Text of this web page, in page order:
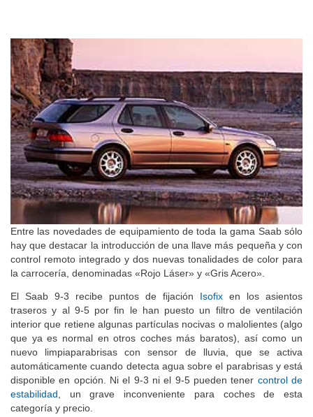
Entre las novedades de equipamiento de toda la gama Saab sólo
hay que destacar la introducción de una llave más pequeña y con
control remoto integrado y dos nuevas tonalidades de color para
la carrocería, denominadas «Rojo Láser» y «Gris Acero».
El Saab 9-3 recibe puntos de fijación Isofix en los asientos
traseros y al 9-5 por fin le han puesto un filtro de ventilación
interior que retiene algunas partículas nocivas o malolientes (algo
que ya es normal en otros coches más baratos), así como un
nuevo limpiaparabrisas con sensor de lluvia, que se activa
automáticamente cuando detecta agua sobre el parabrisas y está
disponible en opción. Ni el 9-3 ni el 9-5 pueden tener control de
estabilidad , un grave inconveniente para coches de esta
categoría y precio.